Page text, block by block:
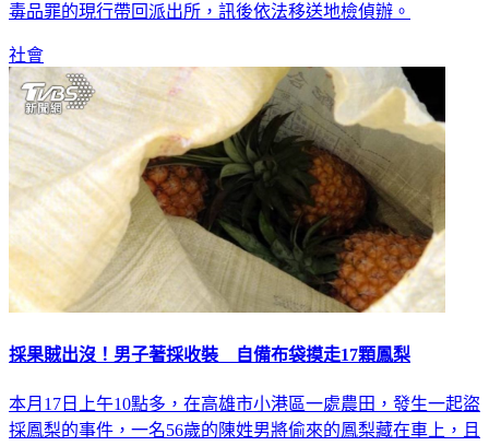
毒品罪的現行帶回派出所，訊後依法移送地檢偵辦。
社會
採果賊出沒！男子著採收裝 自備布袋摸走17顆鳳梨
本月17日上午10點多，在高雄市小港區一處農田，發生一起盜
採鳳梨的事件，一名56歲的陳姓男將偷來的鳳梨藏在車上，且